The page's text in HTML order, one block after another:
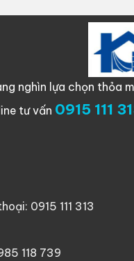
nghìn lựa chọn
tư vấn 0915 111
0915 111 313
118 739